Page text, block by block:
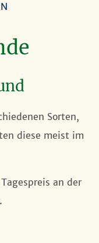
Sorten,
diese meist im
an der